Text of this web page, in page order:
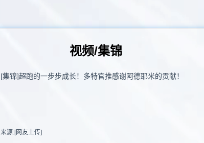
视频/集锦
[集锦]超跑的一步步成长！多特官推感谢阿德耶米的贡献！
来源:[网友上传]